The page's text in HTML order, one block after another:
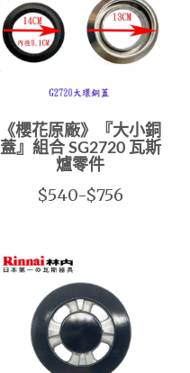
《櫻花原廠》『大小銅
蓋』組合 SG2720 瓦斯
爐零件
$540-$756